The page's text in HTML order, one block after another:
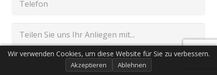
Wir verwenden Cookies, um diese Website für Sie zu verbessern.
Akzeptieren Ablehnen